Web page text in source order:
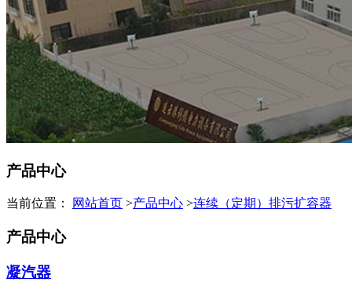
产品中心
当前位置： 网站首页 >产品中心 >连续（定期）排污扩容器
产品中心
凝汽器